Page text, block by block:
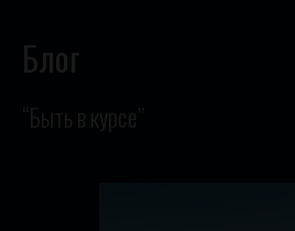
Блог
“Быть в курсе”